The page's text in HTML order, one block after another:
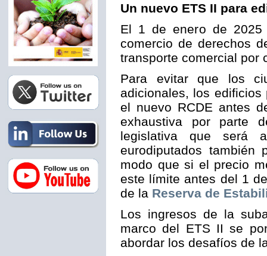
Un nuevo ETS II para
El 1 de enero de 2025
comercio de derechos
transporte comercial por
Para evitar que los
adicionales, los
el nuevo RCDE antes
exhaustiva por parte
legislativa que será
eurodiputados
modo que si el precio
este límite antes del 1
de la Reserva de
Los ingresos de la
marco del ETS II se
abordar los desafíos de